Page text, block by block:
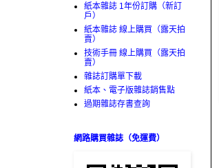
紙本雜誌 1年份訂購（新訂
戶）
紙本雜誌 線上購買（露天拍
賣）
技術手冊 線上購買（露天拍
賣）
雜誌訂購單下載
紙本、電子版雜誌銷售點
過期雜誌存書查詢
網路購買雜誌（免運費）